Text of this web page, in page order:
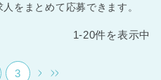
をまとめて応募できます。
1-20件を表示中
3